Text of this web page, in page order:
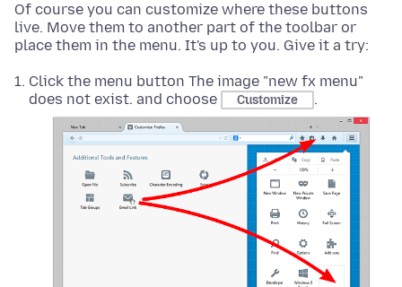
Of course you can customize where these buttons
live. Move them to another part of the toolbar or
place them in the menu. It's up to you. Give it a try:
Click the menu button The image "new fx menu"
does not exist. and choose
Customize .